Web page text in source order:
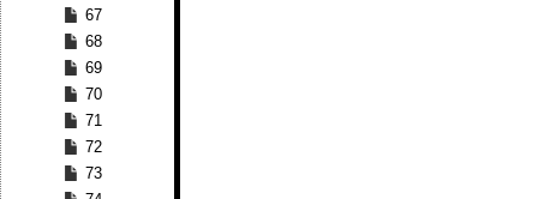
67
68
69
70
71
72
73